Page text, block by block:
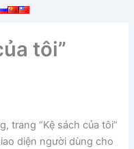
tôi”
trang “Kệ sách của tôi”
diện người dùng cho